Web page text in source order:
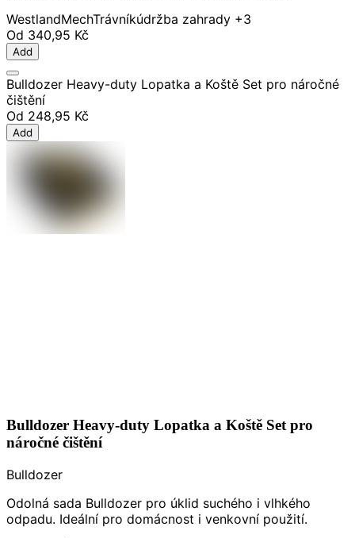
WestlandMechTrávníkúdržba zahrady +3
Od 340,95 Kč
Add
Bulldozer Heavy-duty Lopatka a Koště Set pro náročné
čištění
Od 248,95 Kč
Add
Bulldozer Heavy-duty Lopatka a Koště Set pro
náročné čištění
Bulldozer
Odolná sada Bulldozer pro úklid suchého i vlhkého
odpadu. Ideální pro domácnost i venkovní použití.